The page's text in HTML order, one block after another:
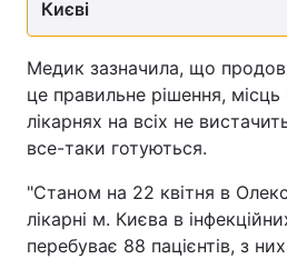
Києві
Медик зазначила, що
це правильне рішення, місць
лікарнях на всіх не
все-таки готуються.
"Станом на 22 квітня в
лікарні м. Києва в
перебуває 88 пацієнтів, з